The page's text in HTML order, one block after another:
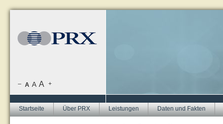
Startseite Über PRX Leistungen Daten und Fakten
– A A A +